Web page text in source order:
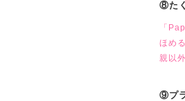
⑧た
「
ほめ
親以
⑨プ